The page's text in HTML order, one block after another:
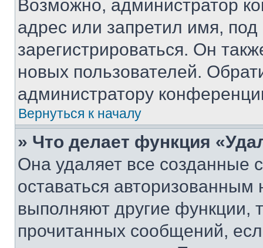
Возможно, администратор
адрес или запретил имя,
зарегистрироваться. Он
новых пользователей.
администратору
Вернуться к началу
» Что делает функция
Она удаляет все созданные
оставаться
выполняют другие функции,
прочитанных сообщений,